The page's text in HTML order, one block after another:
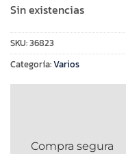
Sin existencias
SKU:36823
Categoría:Varios
Compra segura